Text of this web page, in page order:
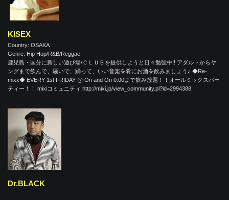
KISEX
Country: OSAKA
Genre: Hip Hop/R&B/Reggae
鹿児島・国分に新しい遊び場/ＣＬＵＢを提供しようと日々勉強中!! アダルトからヤ
ングまで飲んで、騒いで、踊って、いい音楽を肴にお酒を飲みましょう♪ ◆Re-
mixx◆ EVERY 1st FRIDAY @ On and On 0:00まで飲み放題！！オールミックスパー
ティー！！ mixiコミュニティ http://mixi.jp/view_community.pl?id=2994388
Dr.BLACK